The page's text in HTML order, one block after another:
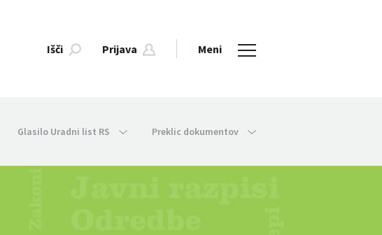
Išči Prijava Meni
Glasilo Uradni list RS Preklic dokumentov